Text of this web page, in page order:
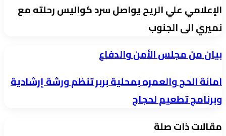
الإعلامي علي الريح يواصل سرد كواليس رحلته مع
نميري الى الجنوب
بيان
مجلس
الأمن
بيان من مجلس الأمن والدفاع
امانة
الحج
والعمره
بمحلية
امانة الحج والعمره بمحلية بربر تنظم ورشة إرشادية
وبرنامج تطعيم لحجاج
مقالات ذات صلة